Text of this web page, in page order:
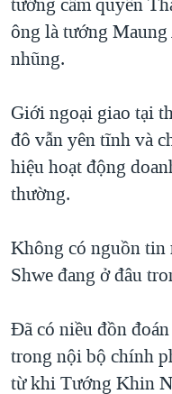
GIÁO DỤC
CÁC GIÁ TRỊ CỘNG
TRỊNH VĨNH BÌNH VS.
NGƯ DÂN VIỆT VÀ
ông là tướng Maung
nhũng.
Giới ngoại giao tại
đô vẫn yên tĩnh và
hiệu hoạt động
thường.
Không có nguồn tin
Shwe đang ở đâu
Đã có niều đồn
trong nội bộ chính
từ khi Tướng Khin